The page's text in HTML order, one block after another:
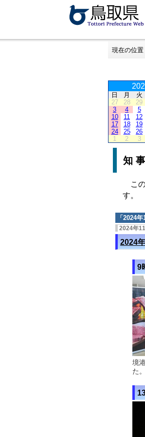
現在の位置
日 月 火
27
28 29
3
4 5
10
11 12
17
18 19
24
25 26
1
2 3
知
この
す。
「 2024年
2024年
2024
9
境
た。